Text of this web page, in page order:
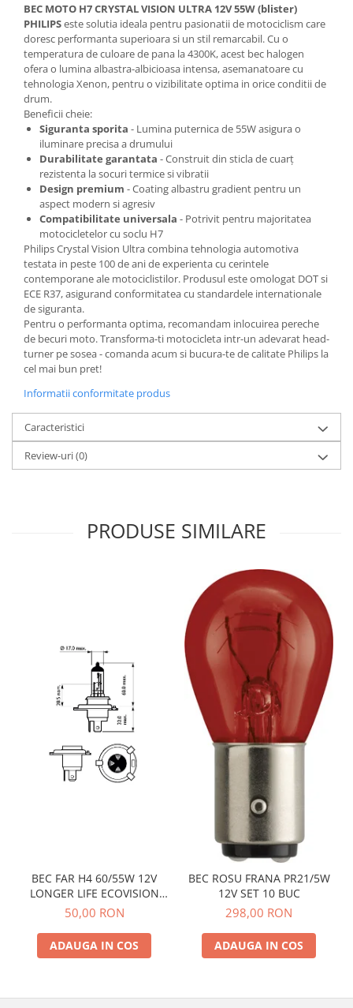
BEC MOTO H7 CRYSTAL VISION ULTRA 12V 55W (blister)
PHILIPSeste solutia ideala pentru pasionatii de motociclism care
doresc performanta superioara si un stil remarcabil. Cu o
temperatura de culoare de pana la 4300K, acest bec halogen
ofera o lumina albastra-albicioasa intensa, asemanatoare cu
tehnologia Xenon, pentru o vizibilitate optima in orice conditii de
drum.
Beneficii cheie:
Siguranta sporita - Lumina puternica de 55W asigura o
iluminare precisa a drumului
Durabilitate garantata - Construit din sticla de cuarț
rezistenta la socuri termice si vibratii
Design premium - Coating albastru gradient pentru un
aspect modern si agresiv
Compatibilitate universala - Potrivit pentru majoritatea
motocicletelor cu soclu H7
Philips Crystal Vision Ultra combina tehnologia automotiva
testata in peste 100 de ani de experienta cu cerintele
contemporane ale motociclistilor. Produsul este omologat DOT si
ECE R37, asigurand conformitatea cu standardele internationale
de siguranta.
Pentru o performanta optima, recomandam inlocuirea pereche
de becuri moto. Transforma-ti motocicleta intr-un adevarat head-
turner pe sosea - comanda acum si bucura-te de calitate Philips la
cel mai bun pret!
Informatii conformitate produs
Caracteristici
Review-uri(0)
PRODUSE SIMILARE
BEC FAR H4 60/55W 12V
LONGER LIFE ECOVISION
PHILIPS
50,00 RON
ADAUGA IN COS
BEC ROSU FRANA PR21/5W
12V SET 10 BUC
298,00 RON
ADAUGA IN COS